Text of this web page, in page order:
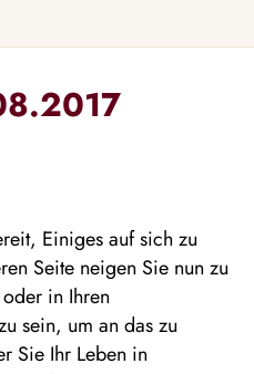
Einiges auf sich zu
Seite neigen Sie nun zu
in Ihren
sein, um an das zu
Sie Ihr Leben in